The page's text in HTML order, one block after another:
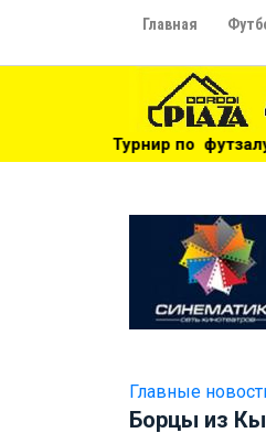
Главная
среди юношей на
Главные
Борцы из